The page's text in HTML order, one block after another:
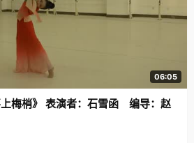
06:05
梅梢》 表演者：石雪函 编导：赵